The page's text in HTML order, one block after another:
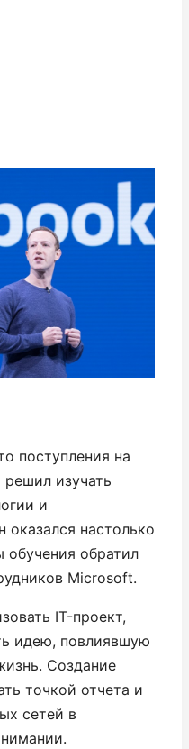
поступления на
решил изучать
и
настолько
обратил
Microsoft.
IT-проект,
идею, повлиявшую
Создание
точкой отчета и
сетей в